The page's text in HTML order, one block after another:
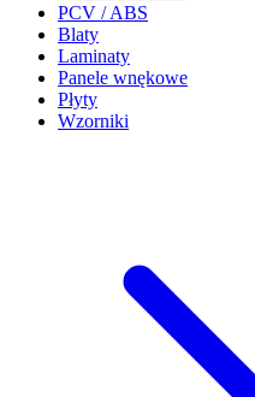
PCV / ABS
Blaty
Laminaty
Panele wnękowe
Płyty
Wzorniki